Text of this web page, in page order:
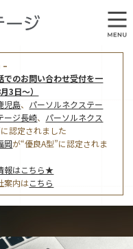
でのお問い合わせ受付を一
3日～）
児島、 パーソルネクステー
ージ長崎、 パーソルネクス
認定されました
岡が“優良A型”に認定されま
報はこちら★
案内はこちら